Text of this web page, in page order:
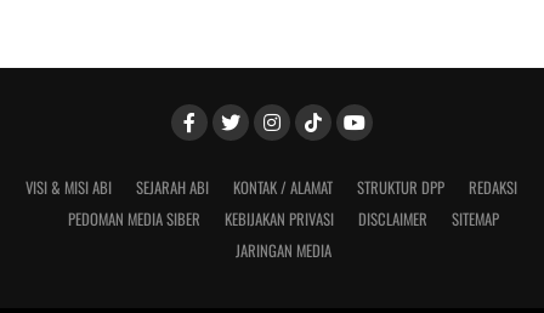
VISI & MISI ABI SEJARAH ABI KONTAK / ALAMAT STRUKTUR DPP
REDAKSI
PEDOMAN MEDIA SIBER
KEBIJAKAN PRIVASI DISCLAIMER
SITEMAP
JARINGAN MEDIA